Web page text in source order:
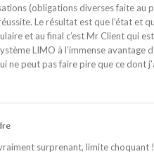
(obligations diverses faite au
Le résultat est que l’état et
et au final c’est Mr Client qui
LIMO à l’immense avantage
ne peut pas faire pire que ce dont
surprenant, limite